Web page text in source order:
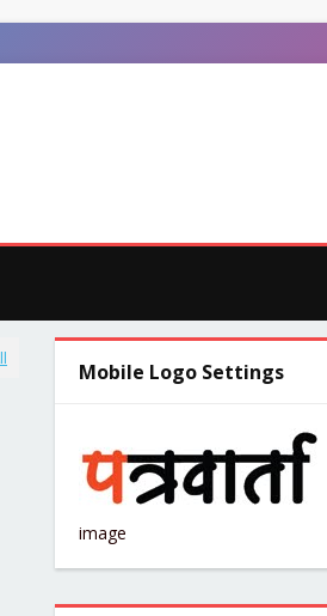
Mobile Logo Settings
image